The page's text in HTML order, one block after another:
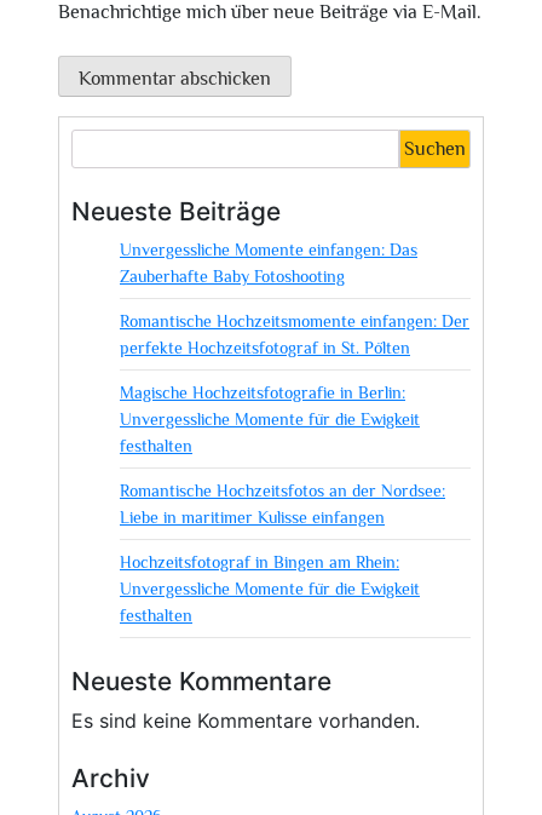
Benachrichtige mich über neue Beiträge via E-Mail.
Suchen
Neueste Beiträge
Unvergessliche Momente einfangen: Das
Zauberhafte Baby Fotoshooting
Romantische Hochzeitsmomente einfangen: Der
perfekte Hochzeitsfotograf in St. Pölten
Magische Hochzeitsfotografie in Berlin:
Unvergessliche Momente für die Ewigkeit
festhalten
Romantische Hochzeitsfotos an der Nordsee:
Liebe in maritimer Kulisse einfangen
Hochzeitsfotograf in Bingen am Rhein:
Unvergessliche Momente für die Ewigkeit
festhalten
Neueste Kommentare
Es sind keine Kommentare vorhanden.
Archiv